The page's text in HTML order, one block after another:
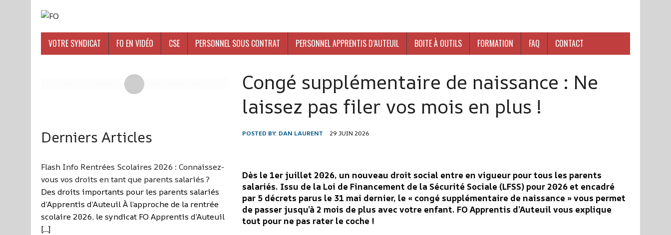
VOTRE SYNDICAT FO EN VIDÉO CSE PERSONNEL SOUS CONTRAT PERSONNEL APPRENTIS D’AUTEUIL BOITE À OUTILS FORMATION FAQ CONTACT
Congé supplémentaire de naissance : Ne
laissez pas filer vos mois en plus !
POSTED BY: DAN LAURENT 29 JUIN 2026
Dès le 1er juillet 2026, un nouveau droit social entre en vigueur pour tous les parents
salariés. Issu de la Loi de Financement de la Sécurité Sociale (LFSS) pour 2026 et encadré
par 5 décrets parus le 31 mai dernier, le « congé supplémentaire de naissance » vous permet
de passer jusqu’à 2 mois de plus avec votre enfant. FO Apprentis d’Auteuil vous explique
tout pour ne pas rater le coche !
Derniers Articles
Flash Info Rentrées Scolaires 2026 : Connaissez-
vous vos droits en tant que parents salariés ?
Des droits importants pour les parents salariés
d’Apprentis d’Auteuil À l’approche de la rentrée
scolaire 2026, le syndicat FO Apprentis d’Auteuil
[…]